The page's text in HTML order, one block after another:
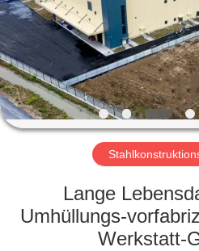
PRODUKTE
VIDEOS
VR
ÜBER
Lange
Umhüllungs-
Werkstatt-